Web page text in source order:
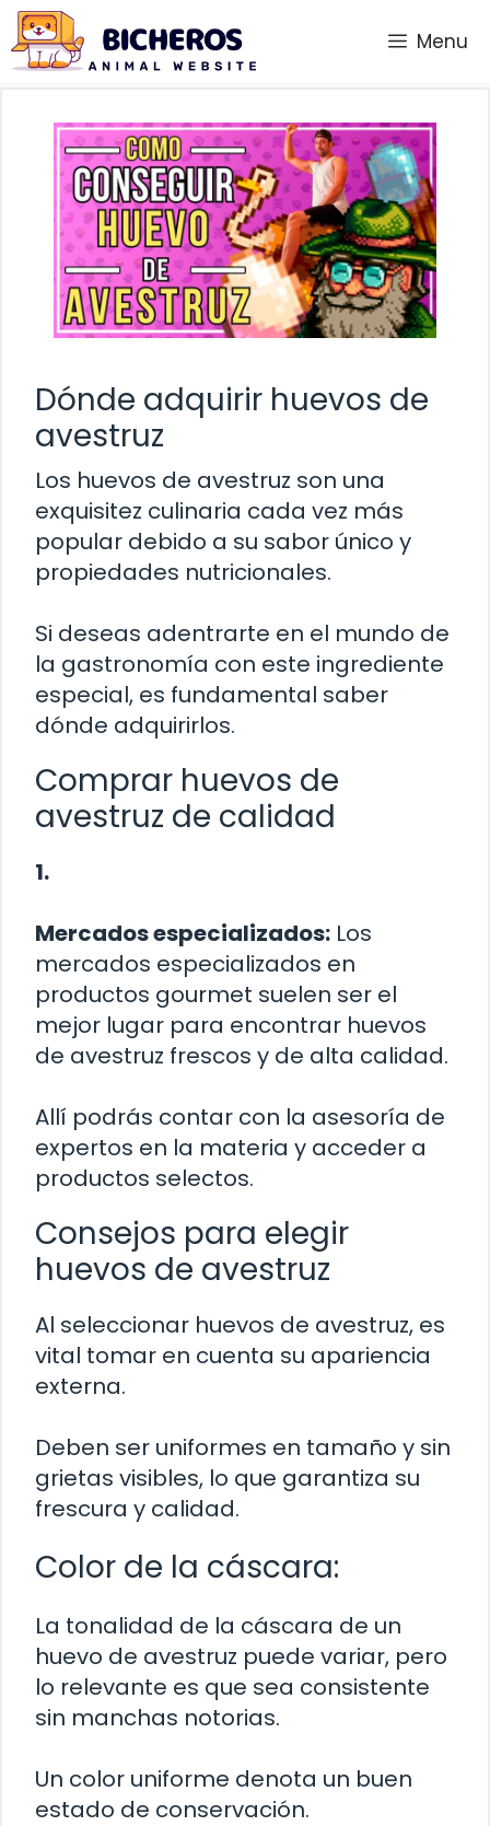
Saltar
al
contenido
Menu
Dónde adquirir huevos de
avestruz
Los huevos de avestruz son una
exquisitez culinaria cada vez más
popular debido a su sabor único y
propiedades nutricionales.
Si deseas adentrarte en el mundo de
la gastronomía con este ingrediente
especial, es fundamental saber
dónde adquirirlos.
Comprar huevos de
avestruz de calidad
1.
Mercados especializados: Los
mercados especializados en
productos gourmet suelen ser el
mejor lugar para encontrar huevos
de avestruz frescos y de alta calidad.
Allí podrás contar con la asesoría de
expertos en la materia y acceder a
productos selectos.
Consejos para elegir
huevos de avestruz
Al seleccionar huevos de avestruz, es
vital tomar en cuenta su apariencia
externa.
Deben ser uniformes en tamaño y sin
grietas visibles, lo que garantiza su
frescura y calidad.
Color de la cáscara:
La tonalidad de la cáscara de un
huevo de avestruz puede variar, pero
lo relevante es que sea consistente
sin manchas notorias.
Un color uniforme denota un buen
estado de conservación.